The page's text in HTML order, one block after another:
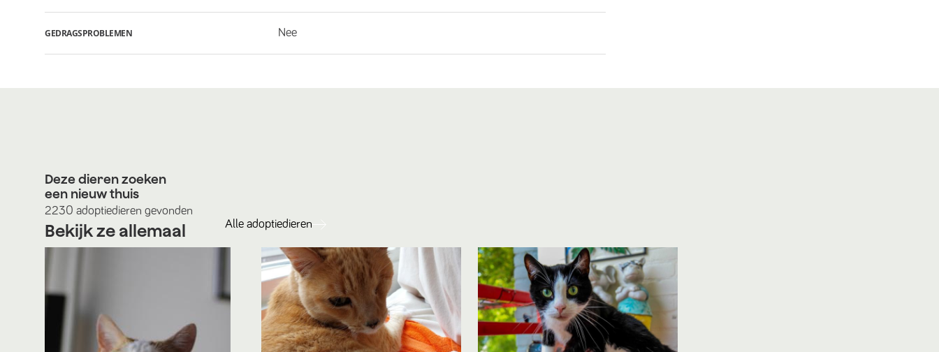
GEDRAGSPROBLEMEN Nee
Deze dieren zoeken
een nieuw thuis
2230 adoptiedieren gevonden
Bekijk ze allemaal Alle adoptiedieren